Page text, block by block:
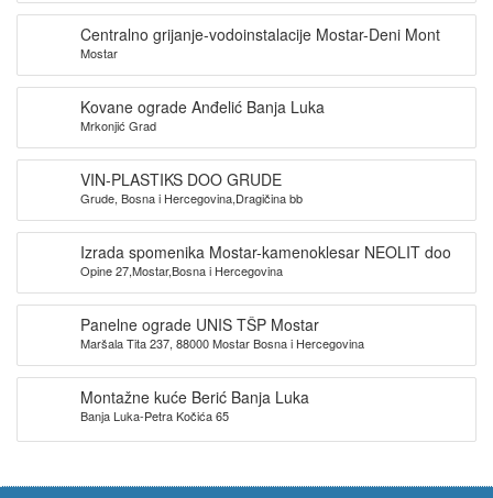
Centralno grijanje-vodoinstalacije Mostar-Deni Mont
Mostar
Kovane ograde Anđelić Banja Luka
Mrkonjić Grad
VIN-PLASTIKS DOO GRUDE
Grude, Bosna i Hercegovina,Dragičina bb
Izrada spomenika Mostar-kamenoklesar NEOLIT doo
Opine 27,Mostar,Bosna i Hercegovina
Panelne ograde UNIS TŠP Mostar
Maršala Tita 237, 88000 Mostar Bosna i Hercegovina
Montažne kuće Berić Banja Luka
Banja Luka-Petra Kočića 65